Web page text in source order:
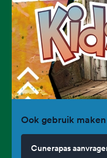
Ook gebruik
Cunerapas